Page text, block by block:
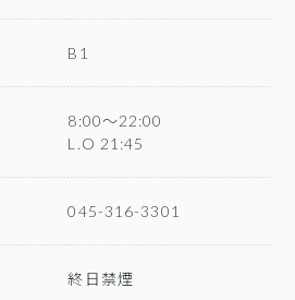
B1
8:00～22:00
L.O 21:45
045-316-3301
終日禁煙